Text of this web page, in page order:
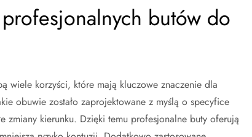
butów do
wiele korzyści, które mają kluczowe znaczenie dla
obuwie zostało zaprojektowane z myślą o specyfice
zmiany kierunku. Dzięki temu profesjonalne buty oferują